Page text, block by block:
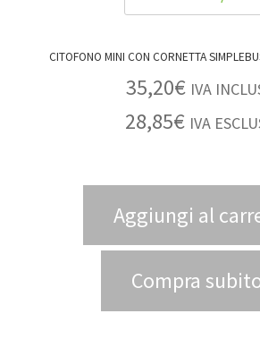
35,20€ IVA
28,85€ IVA
Aggiungi al
Compra